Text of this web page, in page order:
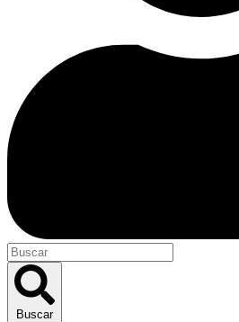
Buscar